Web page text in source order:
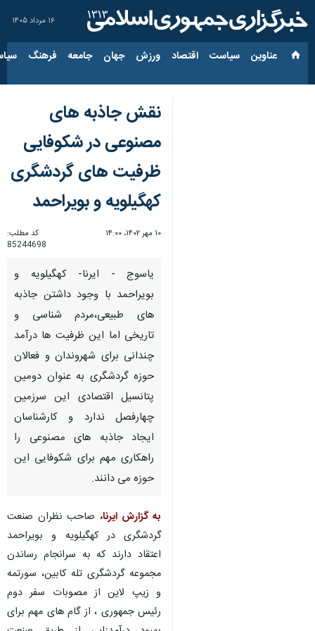
۱۶ مرداد ۱۴۰۵
عناوین‌ سیاست اقتصاد ورزش جهان جامعه فرهنگ
نقش جاذبه های
مصنوعی در شکوفایی
ظرفیت های گردشگری
کهگیلویه و بویراحمد
۱۰ مهر ۱۴۰۲، ۱۴:۰۰
کد مطلب:
85244698
یاسوج - ایرنا- کهگیلویه و
بویراحمد با وجود داشتن جاذبه
های طبیعی،مردم شناسی و
تاریخی اما این ظرفیت ها درآمد
چندانی برای شهروندان و فعالان
حوزه گردشگری به عنوان دومین
پتانسیل اقتصادی این سرزمین
چهارفصل ندارد و کارشناسان
ایجاد جاذبه های مصنوعی را
راهکاری مهم برای شکوفایی این
حوزه می دانند.
به گزارش ایرنا، صاحب نظران صنعت
گردشگری در کهگیلویه و بویراحمد
اعتقاد دارند که به سرانجام رساندن
مجموعه گردشگری تله کابین، سورتمه
و زیپ لاین از مصوبات سفر دوم
رئیس جمهوری ، از گام های مهم برای